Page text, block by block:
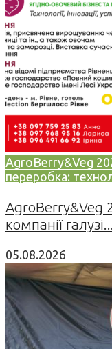
AgroBerry&Veg
переробка:
AgroBerry&Veg
компанії галузі...
05.08.2026